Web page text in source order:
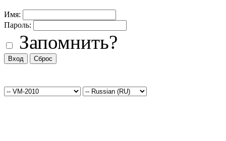
Имя:
Пароль:
Запомнить?